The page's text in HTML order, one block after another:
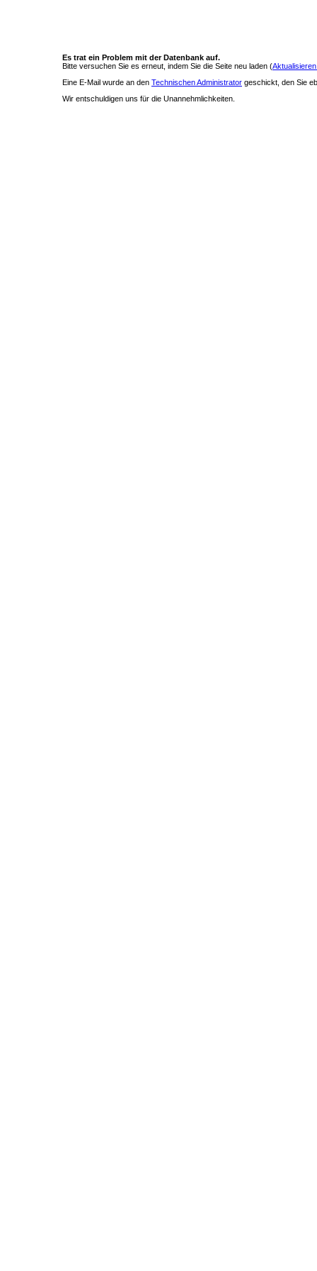
Es trat ein Problem mit der Datenbank auf.
Bitte versuchen Sie es erneut, indem Sie die Seite neu laden (
Eine E-Mail wurde an den Technischen Administrator geschickt, den Sie
Wir entschuldigen uns für die Unannehmlichkeiten.